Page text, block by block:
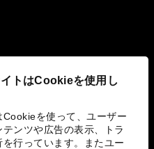
トはCookieを使用し
Cookieを使って、ユーザー
ンツや広告の表示、トラ
行っています。またユー